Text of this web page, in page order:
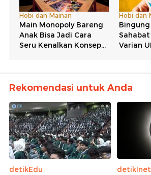
Rekomendasi untuk Anda
detikEdu
detikInet